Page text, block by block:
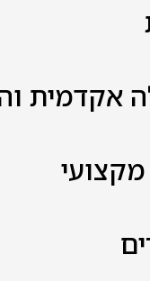
אקדמית
מקצועי